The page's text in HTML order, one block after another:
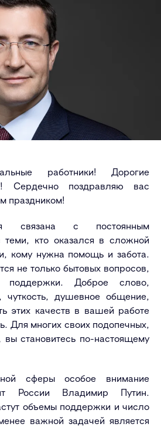
работники! Дорогие
Сердечно поздравляю вас
праздником!
связана с постоянным
теми, кто оказался в сложной
кому нужна помощь и забота.
не только бытовых вопросов,
Доброе слово,
чуткость, душевное общение,
этих качеств в вашей работе
Для многих своих подопечных,
вы становитесь по-настоящему
сферы особое внимание
России Владимир Путин.
объемы поддержки и число
важной задачей является